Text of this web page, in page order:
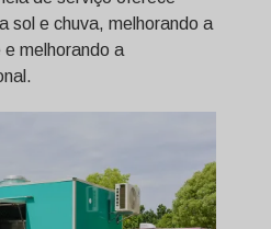
sol e chuva, melhorando a
melhorando a